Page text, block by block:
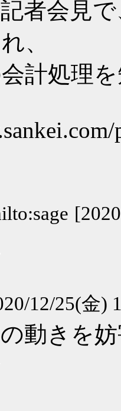
者会見で
、
計処理
12/25(金)
動きを